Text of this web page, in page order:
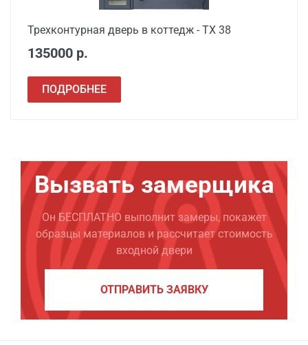
Трехконтурная дверь в коттедж - ТХ 38
135000 р.
ПОДРОБНЕЕ
Вызвать замерщика
Он БЕСПЛАТНО выполнит замеры, покажет
образцы материалов и рассчитает стоимость
входной двери
ОТПРАВИТЬ ЗАЯВКУ